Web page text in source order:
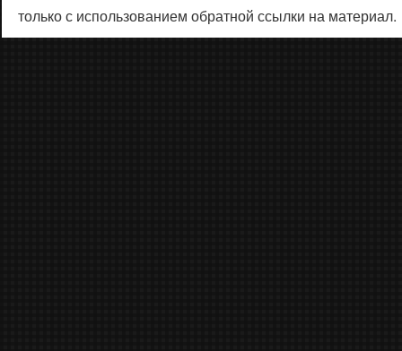
только с использованием обратной ссылки на материал.